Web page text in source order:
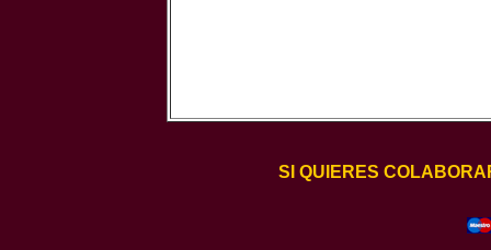
SI QUIERES